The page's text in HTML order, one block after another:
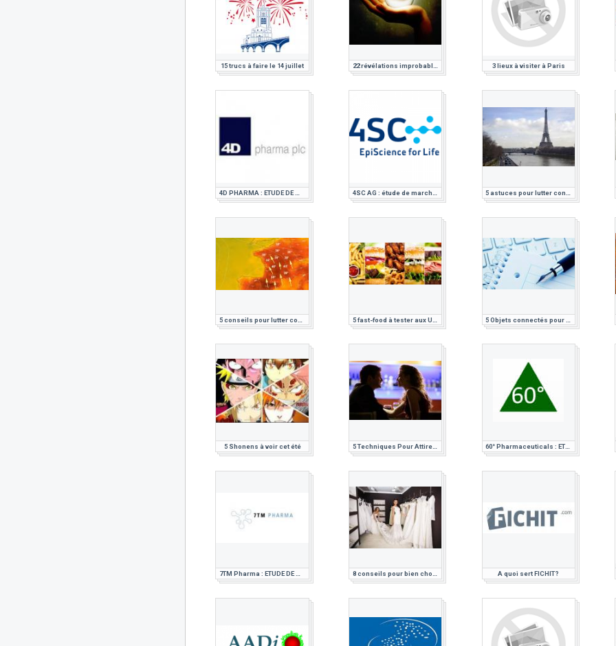
15 trucs à faire le 14 juillet 3 lieux à visiter à Paris
5 Shonens à voir cet été 5 Techniques Pour Attirer Un Homme Et Le Séduire 60° Pharmaceuticals : ETUDE DE MARCHE PHARMACEUTIQUE
A quoi sert FICHIT?